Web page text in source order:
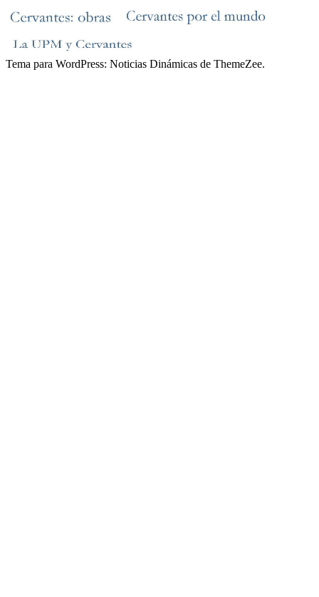
Tema para WordPress: Noticias Dinámicas de ThemeZee.